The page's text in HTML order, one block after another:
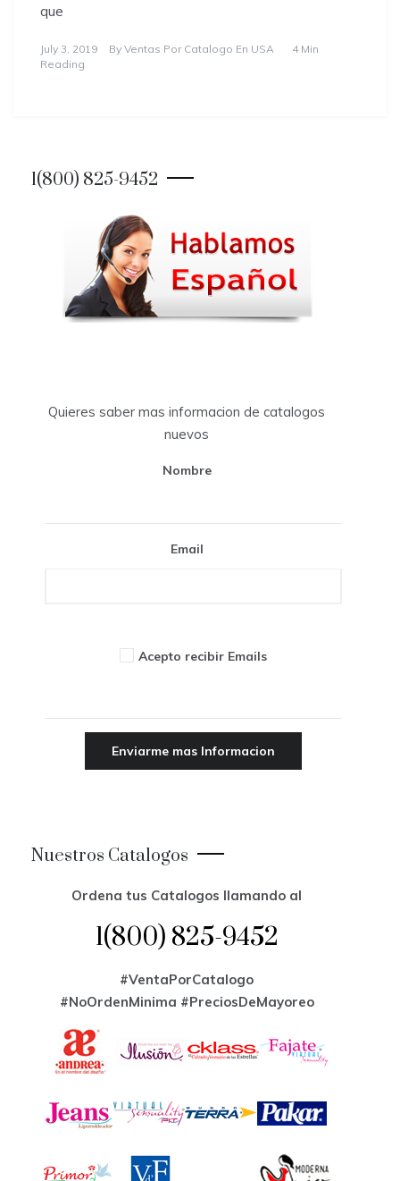
que
July 3, 2019 By Ventas Por Catalogo En USA
4 Min
Reading
1(800) 825-9452
Quieres saber mas informacion de catalogos
nuevos
Nombre
Email
Acepto recibir Emails
Nuestros Catalogos
Ordena tus Catalogos llamando al
1(800) 825-9452
#VentaPorCatalogo
#NoOrdenMinima #PreciosDeMayoreo